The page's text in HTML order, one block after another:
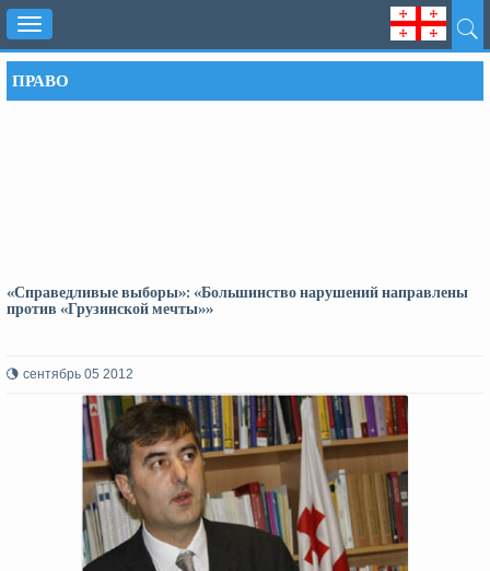
Toggle
navigation
ПРАВО
«Справедливые выборы»: «Большинство нарушений направлены
против «Грузинской мечты»»
сентябрь 05 2012